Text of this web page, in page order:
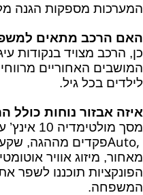
המערכות מספקות הגנה
האם הרכב מתאים
כן, הרכב מצויד בנקודות
המושבים האחוריים
לילדים בכל גיל.
איזה אבזור נוחות כולל
מסך מולטימדיה 10 אינץ’ עם
Auto,פקדים מההגה,
מאחור, מיזוג אוויר
הפונקציות תוכננו לשפר
המשפחה.